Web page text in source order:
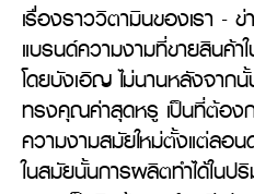
เรื่องราววิตามินของเรา - ข่
แบรนด์ความงามที่ขายสินค้า
โดยบังเอิญ ไม่นานหลังจาก
ทรงคุณค่าสุดหรู เป็นที่ต้องก
ความงามสมัยใหม่ตั้งแต่ลอ
ในสมัยนั้นการผลิตทำได้ในป